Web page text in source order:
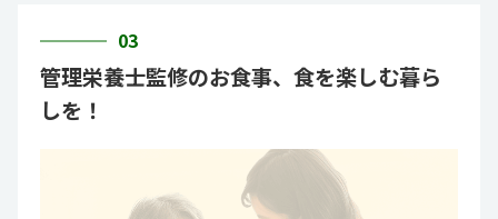
03
管理栄養士監修のお食事、食を楽しむ暮ら
しを！